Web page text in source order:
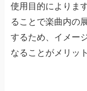
使用目的によりま
ることで楽曲内の
するため、イメー
なることがメリッ